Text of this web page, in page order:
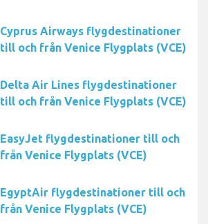
Cyprus Airways flygdestinationer
till och från Venice Flygplats (VCE)
Delta Air Lines flygdestinationer
till och från Venice Flygplats (VCE)
EasyJet flygdestinationer till och
från Venice Flygplats (VCE)
EgyptAir flygdestinationer till och
från Venice Flygplats (VCE)